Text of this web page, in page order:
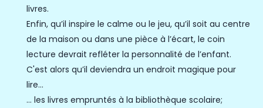
livres.
Enfin, qu’il inspire le calme ou le jeu, qu’il soit au centre
de la maison ou dans une pièce à l’écart, le coin
lecture devrait refléter la personnalité de l’enfant.
C'est alors qu’il deviendra un endroit magique pour
lire...
… les livres empruntés à la bibliothèque scolaire;